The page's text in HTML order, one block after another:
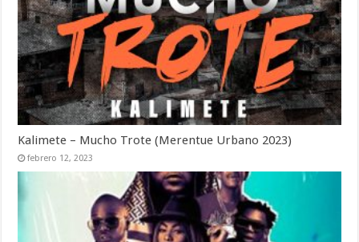
Kalimete – Mucho Trote (Merentue Urbano 2023)
febrero 12, 2023